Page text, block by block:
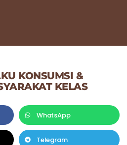
KONSUMSI &
KELAS
WhatsApp
Telegram